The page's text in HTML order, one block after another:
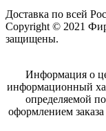
Доставка по всей
Copyright © 2021
защищены.
Информация о
информационный
определяемой
оформлением